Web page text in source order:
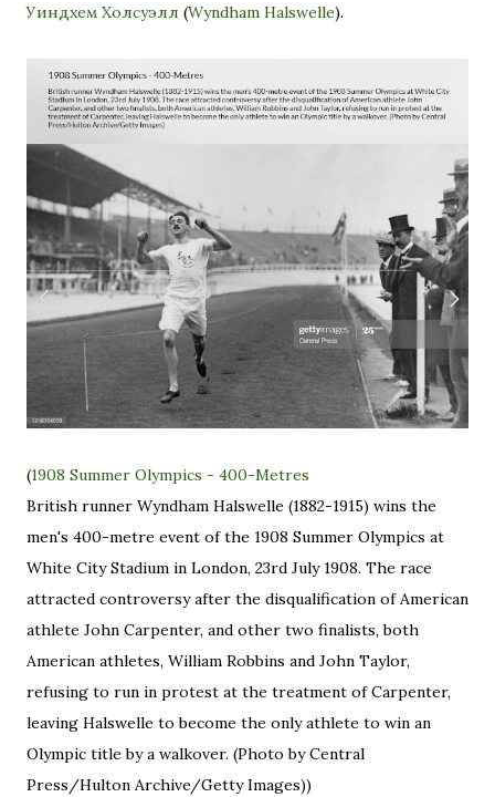
Уиндхем Холсуэлл (Wyndham Halswelle).
(1908 Summer Olympics - 400-Metres
British runner Wyndham Halswelle (1882-1915) wins the
men's 400-metre event of the 1908 Summer Olympics at
White City Stadium in London, 23rd July 1908. The race
attracted controversy after the disqualification of American
athlete John Carpenter, and other two finalists, both
American athletes, William Robbins and John Taylor,
refusing to run in protest at the treatment of Carpenter,
leaving Halswelle to become the only athlete to win an
Olympic title by a walkover. (Photo by Central
Press/Hulton Archive/Getty Images))